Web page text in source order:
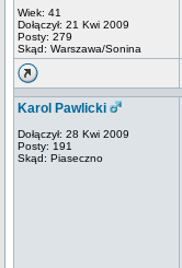
Wiek: 41
Dołączył: 21 Kwi 2009
Posty: 279
Skąd: Warszawa/Sonina
Karol Pawlicki
Dołączył: 28 Kwi 2009
Posty: 191
Skąd: Piaseczno